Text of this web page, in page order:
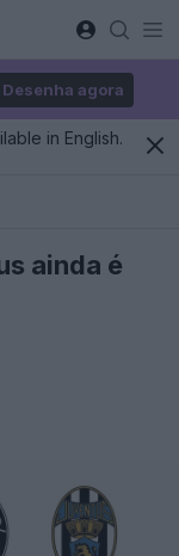
Desenha agora
in English.
ainda é